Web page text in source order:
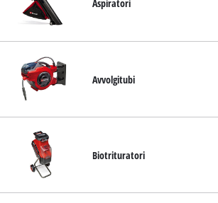
Aspiratori
Avvolgitubi
Biotrituratori